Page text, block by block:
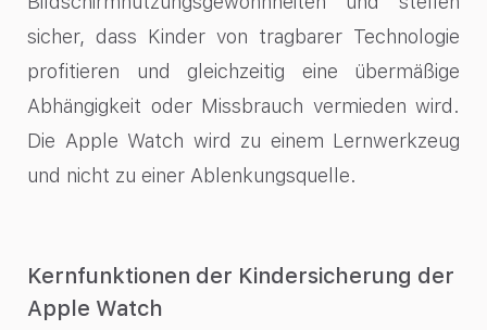
sicher, dass Kinder von tragbarer Technologie
profitieren und gleichzeitig eine übermäßige
Abhängigkeit oder Missbrauch vermieden wird.
Die Apple Watch wird zu einem Lernwerkzeug
und nicht zu einer Ablenkungsquelle.
Kernfunktionen der Kindersicherung der
Apple Watch